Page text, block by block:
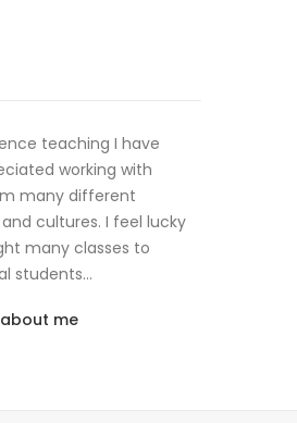
teaching I have
working with
many different
cultures. I feel lucky
many classes to
students…
me